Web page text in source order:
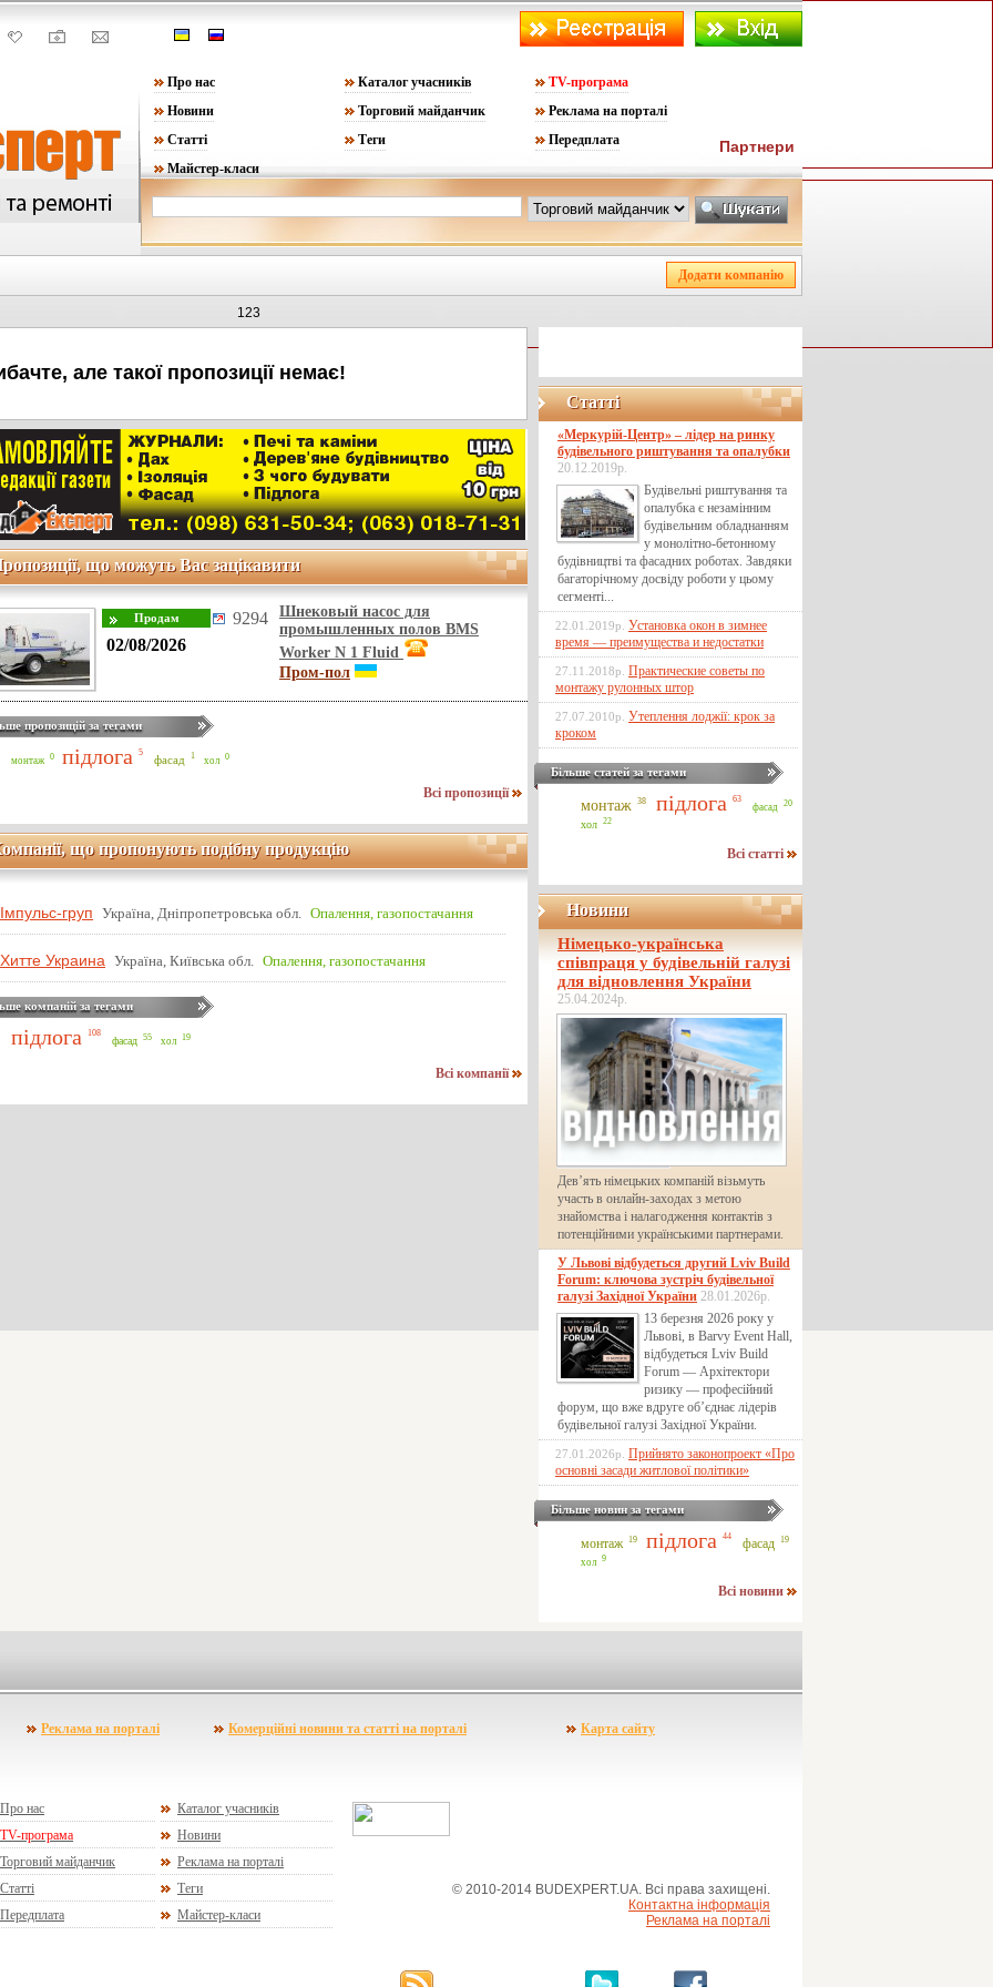
Про нас Каталог учасників
TV-програма
Новини
Торговий майданчик
Реклама на порталі
Статті
Теги
Передплата
Майстер-класи
Партнери
123
але такої пропозиції немає!
що можуть Вас зацікавити
02/08/2026
9294
Шнековый насос для
промышленных полов BMS
Worker N 1 Fluid
Пром-пол
пропозицій за тегами
монтаж 0 підлога 5
фасад 1 хол 0
Всі пропозиції
що пропонують подібну продукцію
Імпульс-груп Україна, Дніпропетровська обл. Опалення, газопостачання
Хитте Украина Україна, Київська обл. Опалення, газопостачання
компаній за тегами
підлога 108
фасад 55 хол 19
Всі компанії
Статті
«Меркурій-Центр» – лідер на ринку
будівельного риштування та опалубки
20.12.2019р.
Будівельні риштування та
опалубка є незамінним
будівельним обладнанням
у монолітно-бетонному
будівництві та фасадних роботах. Завдяки
багаторічному досвіду роботи у цьому
сегменті...
22.01.2019р. Установка окон в зимнее
время — преимущества и недостатки
27.11.2018р. Практические советы по
монтажу рулонных штор
27.07.2010р. Утеплення лоджії: крок за
кроком
Більше статей за тегами
монтаж 38 підлога 63
фасад 20
хол 22
Всі статті
Новини
Німецько-українська
співпраця у будівельній галузі
для відновлення України
25.04.2024р.
Дев’ять німецьких компаній візьмуть
участь в онлайн-заходах з метою
знайомства і налагодження контактів з
потенційними українськими партнерами.
У Львові відбудеться другий Lviv Build
Forum: ключова зустріч будівельної
галузі Західної України 28.01.2026р.
13 березня 2026 року у
Львові, в Barvy Event Hall,
відбудеться Lviv Build
Forum — Архітектори
ризику — професійний
форум, що вже вдруге об’єднає лідерів
будівельної галузі Західної України.
27.01.2026р. Прийнято законопроект «Про
основні засади житлової політики»
Більше новин за тегами
монтаж 19 підлога 44 фасад 19
хол 9
Всі новини
Реклама на порталі Комерційні новини та статті на порталі Карта сайту
Про нас
Каталог учасників
TV-програма
Новини
Торговий майданчик
Реклама на порталі
Статті
Теги
Передплата
Майстер-класи
© 2010-2014 BUDEXPERT.UA. Всі права захищені.
Контактна інформація
Реклама на порталі